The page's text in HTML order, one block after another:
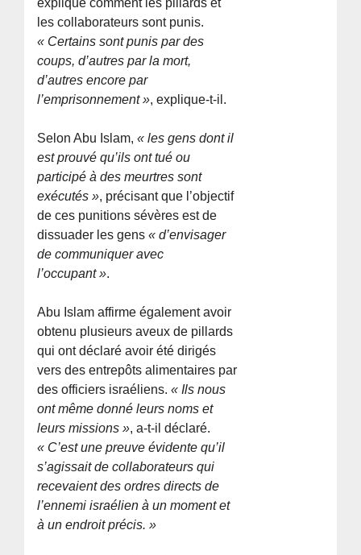
les collaborateurs sont punis.
« Certains sont punis par des
coups, d’autres par la mort,
d’autres encore par
l’emprisonnement », explique-t-il.
Selon Abu Islam, « les gens dont il
est prouvé qu’ils ont tué ou
participé à des meurtres sont
exécutés », précisant que l’objectif
de ces punitions sévères est de
dissuader les gens« d’envisager
de communiquer avec
l’occupant ».
Abu Islam affirme également avoir
obtenu plusieurs aveux de pillards
qui ont déclaré avoir été dirigés
vers des entrepôts alimentaires par
des officiers israéliens.« Ils nous
ont même donné leurs noms et
leurs missions », a-t-il déclaré.
« C’est une preuve évidente qu’il
s’agissait de collaborateurs qui
recevaient des ordres directs de
l’ennemi israélien à un moment et
à un endroit précis. »